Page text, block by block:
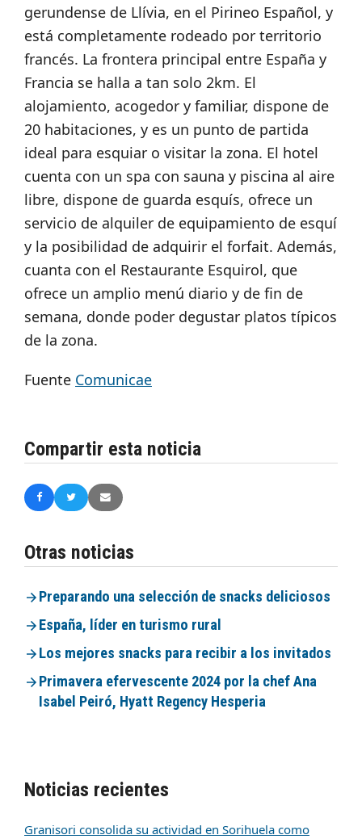
gerundense de Llívia, en el Pirineo Español, y
está completamente rodeado por territorio
francés. La frontera principal entre España y
Francia se halla a tan solo 2km. El
alojamiento, acogedor y familiar, dispone de
20 habitaciones, y es un punto de partida
ideal para esquiar o visitar la zona. El hotel
cuenta con un spa con sauna y piscina al aire
libre, dispone de guarda esquís, ofrece un
servicio de alquiler de equipamiento de esquí
y la posibilidad de adquirir el forfait. Además,
cuanta con el Restaurante Esquirol, que
ofrece un amplio menú diario y de fin de
semana, donde poder degustar platos típicos
de la zona.
Fuente Comunicae
Compartir esta noticia
Otras noticias
Preparando una selección de snacks deliciosos
España, líder en turismo rural
Los mejores snacks para recibir a los invitados
Primavera efervescente 2024 por la chef Ana
Isabel Peiró, Hyatt Regency Hesperia
Noticias recientes
Granisori consolida su actividad en Sorihuela como